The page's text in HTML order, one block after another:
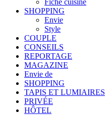
Fiche cuisine
SHOPPING
Envie
Style
COUPLE
CONSEILS
REPORTAGE
MAGAZINE
Envie de
SHOPPING
TAPIS ET LUMIAIRES
PRIVÉE
HÔTEL